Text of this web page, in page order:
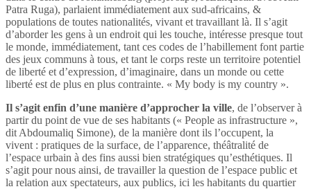
Patra Ruga), parlaient immédiatement aux sud-africains, &
populations de toutes nationalités, vivant et travaillant là. Il s’agit
d’aborder les gens à un endroit qui les touche, intéresse presque tout
le monde, immédiatement, tant ces codes de l’habillement font partie
des jeux communs à tous, et tant le corps reste un territoire potentiel
de liberté et d’expression, d’imaginaire, dans un monde ou cette
liberté est de plus en plus contrainte. « My body is my country ».
Il s’agit enfin d’une manière d’approcher la ville, de l’observer à
partir du point de vue de ses habitants (« People as infrastructure »,
dit Abdoumaliq Simone), de la manière dont ils l’occupent, la
vivent : pratiques de la surface, de l’apparence, théâtralité de
l’espace urbain à des fins aussi bien stratégiques qu’esthétiques. Il
s’agit pour nous ainsi, de travailler la question de l’espace public et
la relation aux spectateurs, aux publics, ici les habitants du quartier